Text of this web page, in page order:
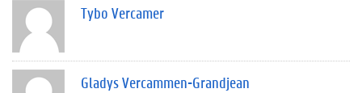
Tybo Vercamer
Gladys Vercammen-Grandjean